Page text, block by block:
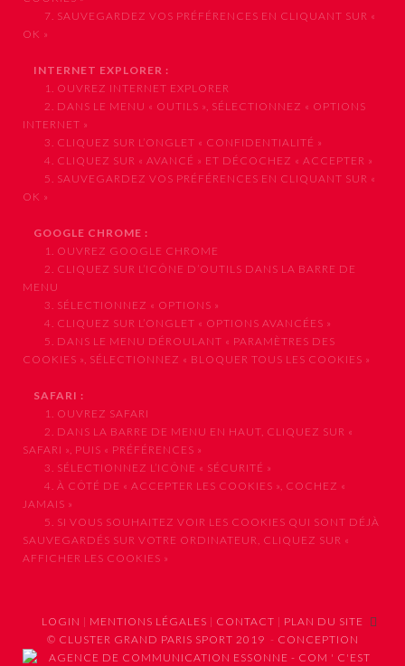
7. SAUVEGARDEZ VOS PRÉFÉRENCES EN CLIQUANT SUR «
OK »
INTERNET EXPLORER :
1. OUVREZ INTERNET EXPLORER
2. DANS LE MENU « OUTILS », SÉLECTIONNEZ « OPTIONS
INTERNET »
3. CLIQUEZ SUR L’ONGLET « CONFIDENTIALITÉ »
4. CLIQUEZ SUR « AVANCÉ » ET DÉCOCHEZ « ACCEPTER »
5. SAUVEGARDEZ VOS PRÉFÉRENCES EN CLIQUANT SUR «
OK »
GOOGLE CHROME :
1. OUVREZ GOOGLE CHROME
2. CLIQUEZ SUR L’ICÔNE D’OUTILS DANS LA BARRE DE
MENU
3. SÉLECTIONNEZ « OPTIONS »
4. CLIQUEZ SUR L’ONGLET « OPTIONS AVANCÉES »
5. DANS LE MENU DÉROULANT « PARAMÈTRES DES
COOKIES », SÉLECTIONNEZ « BLOQUER TOUS LES COOKIES »
SAFARI :
1. OUVREZ SAFARI
2. DANS LA BARRE DE MENU EN HAUT, CLIQUEZ SUR «
SAFARI », PUIS « PRÉFÉRENCES »
3. SÉLECTIONNEZ L’ICÔNE « SÉCURITÉ »
4. À CÔTÉ DE « ACCEPTER LES COOKIES », COCHEZ «
JAMAIS »
5. SI VOUS SOUHAITEZ VOIR LES COOKIES QUI SONT DÉJÀ
SAUVEGARDÉS SUR VOTRE ORDINATEUR, CLIQUEZ SUR «
AFFICHER LES COOKIES »
LOGIN | MENTIONS LÉGALES | CONTACT | PLAN DU SITE
© CLUSTER GRAND PARIS SPORT 2019 - CONCEPTION